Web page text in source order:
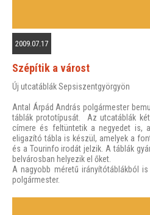
2009.07.17
Szépítik a várost
Új utcatáblák Sepsiszentgyörgyön
Antal Árpád András polgármester
táblák prototípusát. Az utcatáblák
címere és feltüntetik a negyedet is,
eligazító tábla is készül, amelyek a
és a Tourinfo irodát jelzik. A táblák
belvárosban helyezik el őket.
A nagyobb méretű irányítótáblákból
polgármester.